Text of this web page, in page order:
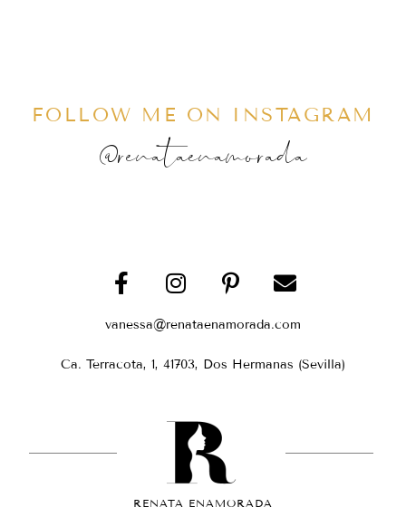
FOLLOW ME ON INSTAGRAM
@renataenamorada
vanessa@renataenamorada.com
Ca. Terracota, 1, 41703, Dos Hermanas (Sevilla)
RENATA ENAMORADA